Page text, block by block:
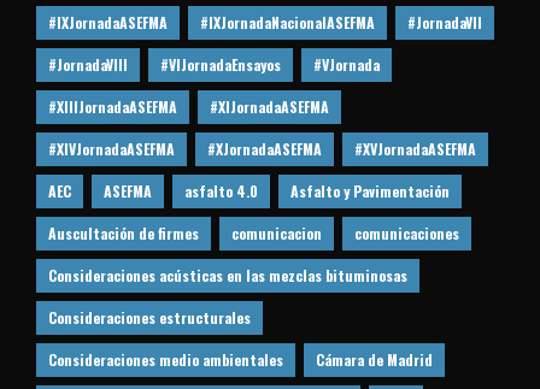
#IXJornadaASEFMA #IXJornadaNacionalASEFMA #JornadaVII
#JornadaVIII #VIJornadaEnsayos #VJornada
#XIIIJornadaASEFMA #XIJornadaASEFMA
#XIVJornadaASEFMA #XJornadaASEFMA #XVJornadaASEFMA
AEC ASEFMA asfalto 4.0 Asfalto y Pavimentación
Auscultación de firmes comunicacion comunicaciones
Consideraciones acústicas en las mezclas bituminosas
Consideraciones estructurales
Consideraciones medio ambientales Cámara de Madrid